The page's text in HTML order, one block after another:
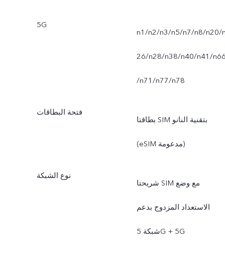
5G
n1/n2/n3/n5/n7/n8/n20/
26/n28/n38/n40/n41/
/n71/n77/n78
فتحة البطاقات
بطاقتا SIM بتقنية النانو
(eSIM مدعومة)
نوع الشبكة
شريحتا SIM مع وضع
الاستعداد المزدوج بدعم
شبكة 5G + 5G